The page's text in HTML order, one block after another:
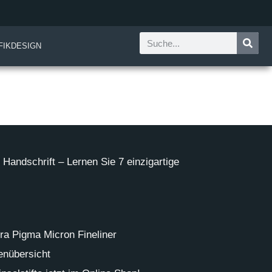
– Lernen Sie 7 einzigartige
Pigma Micron Fineliner